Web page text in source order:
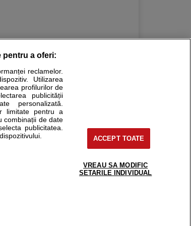
pot substitui consultul medical direct si
Dvs., fie unul dintre medicii pe care
support@sfatulmedicului.ro
0374 109 268
pentru a oferi:
reclamelor.
Utilizarea
profilurilor de
publicității
personalizată.
limitate pentru a
combinații de date
publicitatea.
ACCEPT TOATE
VREAU SA MODIFIC
SETARILE INDIVIDUAL